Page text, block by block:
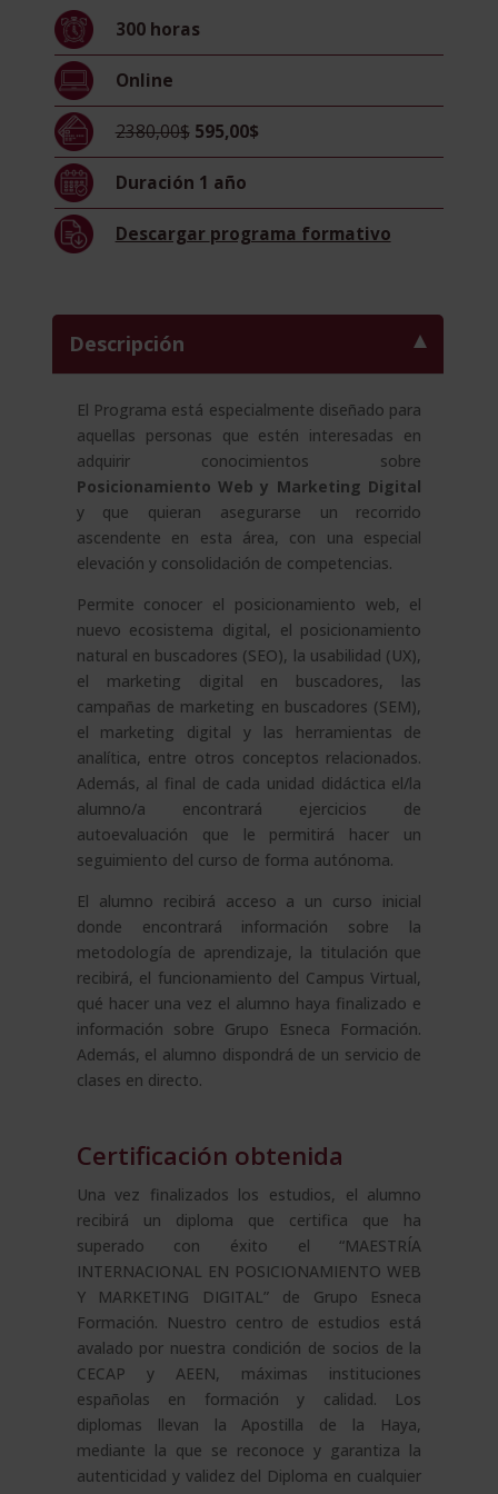
Digital
Acreditado
Apostilla
300 horas
Online
2380,00$ 595,00$
Duración 1 año
Descargar programa formativo
Descripción
El Programa está especialmente diseñado para
aquellas personas que estén interesadas en
adquirir conocimientos sobre
Posicionamiento Web y Marketing Digital
y que quieran asegurarse un recorrido
ascendente en esta área, con una especial
elevación y consolidación de competencias.
Permite conocer el posicionamiento web, el
nuevo ecosistema digital, el posicionamiento
natural en buscadores (SEO), la usabilidad (UX),
el marketing digital en buscadores, las
campañas de marketing en buscadores (SEM),
el marketing digital y las herramientas de
analítica, entre otros conceptos relacionados.
Además, al final de cada unidad didáctica el/la
alumno/a encontrará ejercicios de
autoevaluación que le permitirá hacer un
seguimiento del curso de forma autónoma.
El alumno recibirá acceso a un curso inicial
donde encontrará información sobre la
metodología de aprendizaje, la titulación que
recibirá, el funcionamiento del Campus Virtual,
qué hacer una vez el alumno haya finalizado e
información sobre Grupo Esneca Formación.
Además, el alumno dispondrá de un servicio de
clases en directo.
Certificación obtenida
Una vez finalizados los estudios, el alumno
recibirá un diploma que certifica que ha
superado con éxito el “MAESTRÍA
INTERNACIONAL EN POSICIONAMIENTO WEB
Y MARKETING DIGITAL” de Grupo Esneca
Formación. Nuestro centro de estudios está
avalado por nuestra condición de socios de la
CECAP y AEEN, máximas instituciones
españolas en formación y calidad. Los
diplomas llevan la Apostilla de la Haya,
mediante la que se reconoce y garantiza la
autenticidad y validez del Diploma en cualquier